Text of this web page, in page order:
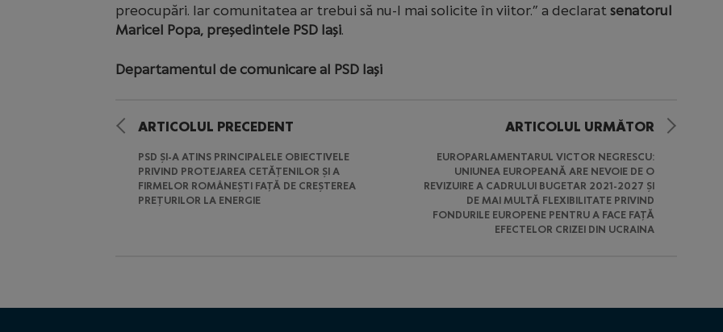
preocupări. Iar comunitatea ar trebui să nu-l mai solicite în viitor.” a declarat senatorul
Maricel Popa, președintele PSD Iași.
Departamentul de comunicare al PSD Iași
ARTICOLUL PRECEDENT
PSD ȘI-A ATINS PRINCIPALELE OBIECTIVELE
PRIVIND PROTEJAREA CETĂȚENILOR ȘI A
FIRMELOR ROMÂNEȘTI FAȚĂ DE CREȘTEREA
PREȚURILOR LA ENERGIE
ARTICOLUL URMĂTOR
EUROPARLAMENTARUL VICTOR NEGRESCU:
UNIUNEA EUROPEANĂ ARE NEVOIE DE O
REVIZUIRE A CADRULUI BUGETAR 2021-2027 ȘI
DE MAI MULTĂ FLEXIBILITATE PRIVIND
FONDURILE EUROPENE PENTRU A FACE FAȚĂ
EFECTELOR CRIZEI DIN UCRAINA